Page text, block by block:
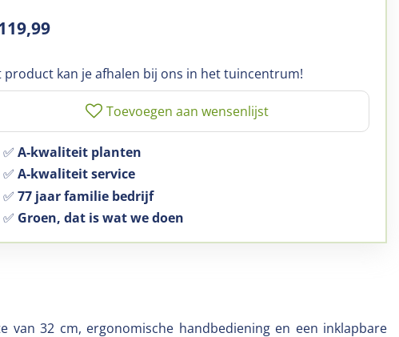
,99
product kan je afhalen bij ons in het tuincentrum!
✅ A-kwaliteit planten
✅ A-kwaliteit service
✅ 77 jaar familie bedrijf
✅ Groen, dat is wat we doen
van 32 cm, ergonomische handbediening en een inklapbare